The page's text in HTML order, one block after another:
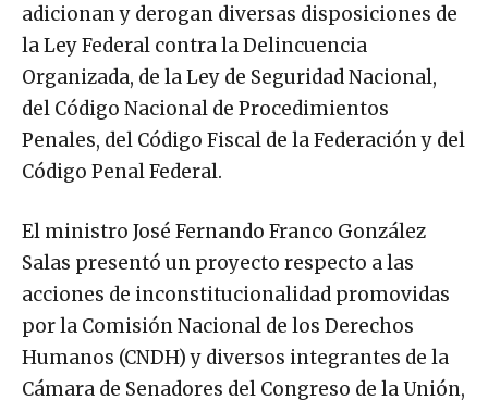
adicionan y derogan diversas disposiciones de
la Ley Federal contra la Delincuencia
Organizada, de la Ley de Seguridad Nacional,
del Código Nacional de Procedimientos
Penales, del Código Fiscal de la Federación y del
Código Penal Federal.
El ministro José Fernando Franco González
Salas presentó un proyecto respecto a las
acciones de inconstitucionalidad promovidas
por la Comisión Nacional de los Derechos
Humanos (CNDH) y diversos integrantes de la
Cámara de Senadores del Congreso de la Unión,